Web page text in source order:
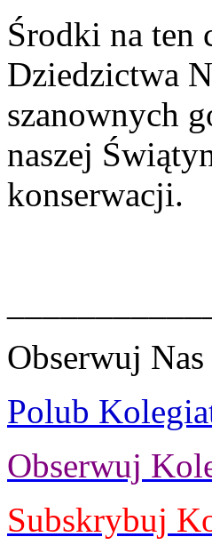
Środki na
Dziedzictwa
szanownych
naszej
konserwacji.
Obserwuj
Polub
Obserwuj
Subskrybuj